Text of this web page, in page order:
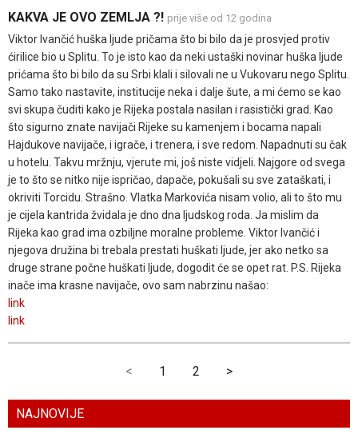
KAKVA JE OVO ZEMLJA ?! prije više od 12 godina
Viktor Ivančić huška ljude pričama što bi bilo da je prosvjed protiv
ćirilice bio u Splitu. To je isto kao da neki ustaški novinar huška ljude
prićama što bi bilo da su Srbi klali i silovali ne u Vukovaru nego Splitu.
Samo tako nastavite, institucije neka i dalje šute, a mi ćemo se kao
svi skupa čuditi kako je Rijeka postala nasilan i rasistički grad. Kao
što sigurno znate navijači Rijeke su kamenjem i bocama napali
Hajdukove navijače, i igrače, i trenera, i sve redom. Napadnuti su čak
u hotelu. Takvu mržnju, vjerute mi, još niste vidjeli. Najgore od svega
je to što se nitko nije ispričao, dapače, pokušali su sve zataškati, i
okriviti Torcidu. Strašno. Vlatka Markovića nisam volio, ali to što mu
je cijela kantrida žvidala je dno dna ljudskog roda. Ja mislim da
Rijeka kao grad ima ozbiljne moralne probleme. Viktor Ivančić i
njegova družina bi trebala prestati huškati ljude, jer ako netko sa
druge strane počne huškati ljude, dogodit će se opet rat. P.S. Rijeka
inače ima krasne navijače, ovo sam nabrzinu našao:
link
link
< 1 2 >
NAJNOVIJE